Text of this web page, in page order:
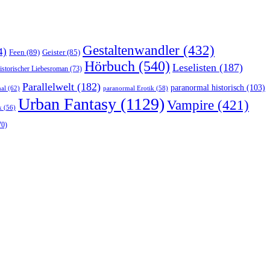
Feen (89) Geister(85) Gestaltenwandler (432)
Liebesroman (73) Hörbuch (540) Leselisten (187)
(62) Parallelwelt (182) paranormal Erotik (58) paranormal historisch (103)
(56) Urban Fantasy (1129) Vampire (421)